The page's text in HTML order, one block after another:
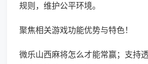
规则，维护公平环境。
聚焦相关游戏功能优势与特色！
微乐山西麻将怎么才能常赢；支持